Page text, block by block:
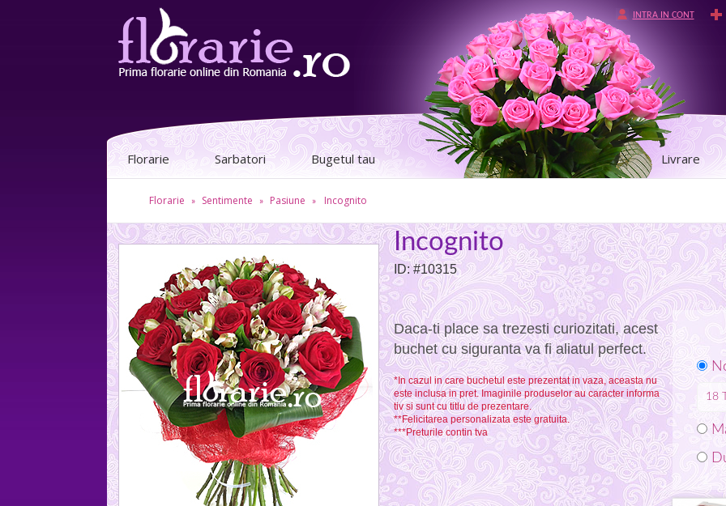
INTRA IN CONT
Livrare
Florarie Sarbatori Bugetul tau
Florarie » Sentimente » Pasiune » Incognito
Incognito
ID: #10315
Daca-ti place sa trezesti curiozitati, acest
buchet cu siguranta va fi aliatul perfect.
*In cazul in care buchetul este prezentat in vaza, aceasta nu
este inclusa in pret. Imaginile produselor au caracter informa
tiv si sunt cu titlu de prezentare.
**Felicitarea personalizata este gratuita.
***Preturile contin tva
18